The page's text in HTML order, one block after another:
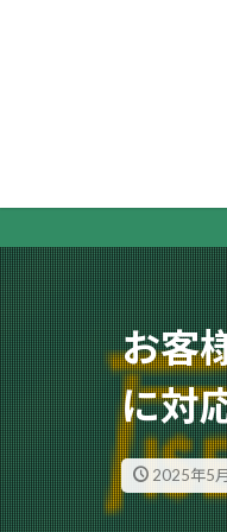
お客
に対
2025年5